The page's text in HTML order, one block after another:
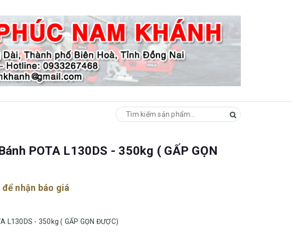
POTA L130DS - 350kg ( GẤP GỌN
để nhận báo giá
L130DS - 350kg ( GẤP GỌN ĐƯỢC)